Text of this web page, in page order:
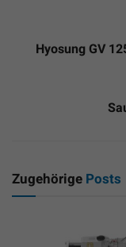
Hyosung GV
Zugehörige Posts